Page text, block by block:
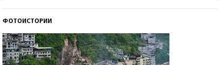
ФОТОИСТОРИИ